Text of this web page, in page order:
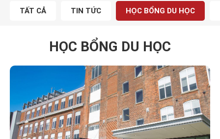
TẤT CẢ TIN TỨC HỌC BỔNG DU HỌC
HỌC BỔNG DU HỌC